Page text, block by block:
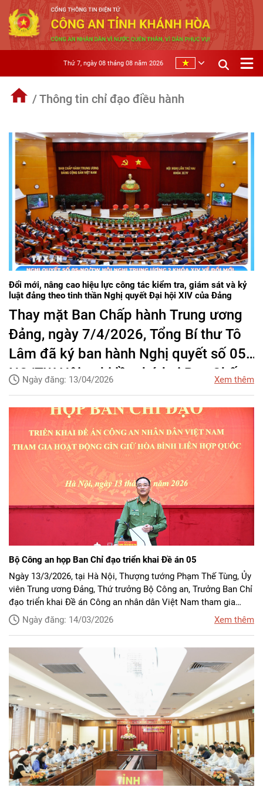
Thứ 7, ngày 08 tháng 08 năm 2026
/ Thông tin chỉ đạo điều hành
Đổi mới, nâng cao hiệu lực công tác kiểm tra, giám sát và kỷ
luật đảng theo tinh thần Nghị quyết Đại hội XIV của Đảng
Thay mặt Ban Chấp hành Trung ương
Đảng, ngày 7/4/2026, Tổng Bí thư Tô
Lâm đã ký ban hành Nghị quyết số 05-
NQ/TW Hội nghị lần thứ hai Ban Chấp
hành Trung ương Đảng khóa XIV về
đổi mới, nâng cao hiệu lực công tác
kiểm tra, giám sát và kỷ luật đảng.
Ngày đăng: 13/04/2026 Xem thêm
Bộ Công an họp Ban Chỉ đạo triển khai Đề án 05
Ngày 13/3/2026, tại Hà Nội, Thượng tướng Phạm Thế Tùng, Ủy
viên Trung ương Đảng, Thứ trưởng Bộ Công an, Trưởng Ban Chỉ
đạo triển khai Đề án Công an nhân dân Việt Nam tham gia
hoạt động gìn giữ hoà bình Liên Hợp Quốc (Đề án 05) chủ trì
cuộc họp Ban Chỉ đạo Đề án 05.
Ngày đăng: 14/03/2026 Xem thêm